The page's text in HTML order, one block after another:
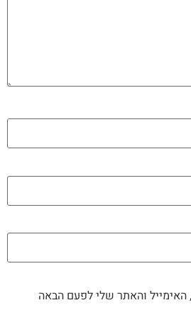
והאתר שלי לפעם הבאה